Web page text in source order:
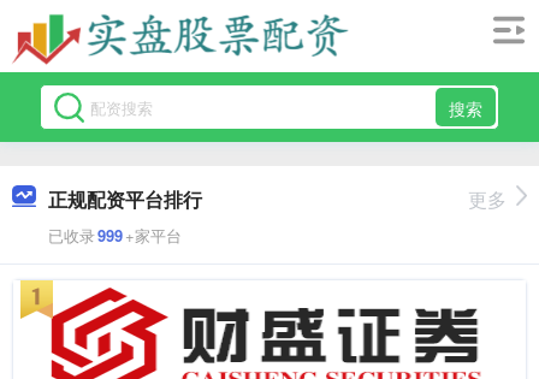
搜索
正规配资平台排行
已收录999+家平台
更多